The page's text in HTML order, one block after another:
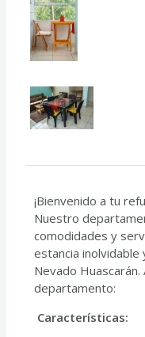
¡Bienvenido a tu
Nuestro
comodidades y
estancia
Nevado
departamento:
Características: